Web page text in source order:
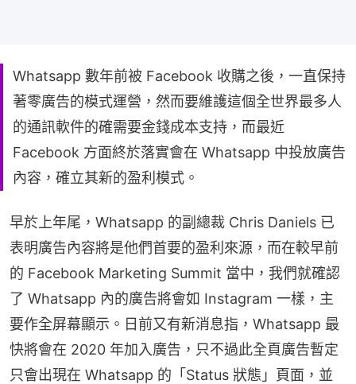
Whatsapp 數年前被 Facebook 收購之後，一直保持
著零廣告的模式運營，然而要維護這個全世界最多人
的通訊軟件的確需要金錢成本支持，而最近
Facebook 方面終於落實會在 Whatsapp 中投放廣告
內容，確立其新的盈利模式。
早於上年尾，Whatsapp 的副總裁 Chris Daniels 已
表明廣告內容將是他們首要的盈利來源，而在較早前
的 Facebook Marketing Summit 當中，我們就確認
了 Whatsapp 內的廣告將會如 Instagram 一樣，主
要作全屏幕顯示。日前又有新消息指，Whatsapp 最
快將會在 2020 年加入廣告，只不過此全頁廣告暫定
只會出現在 Whatsapp 的「Status 狀態」頁面，並